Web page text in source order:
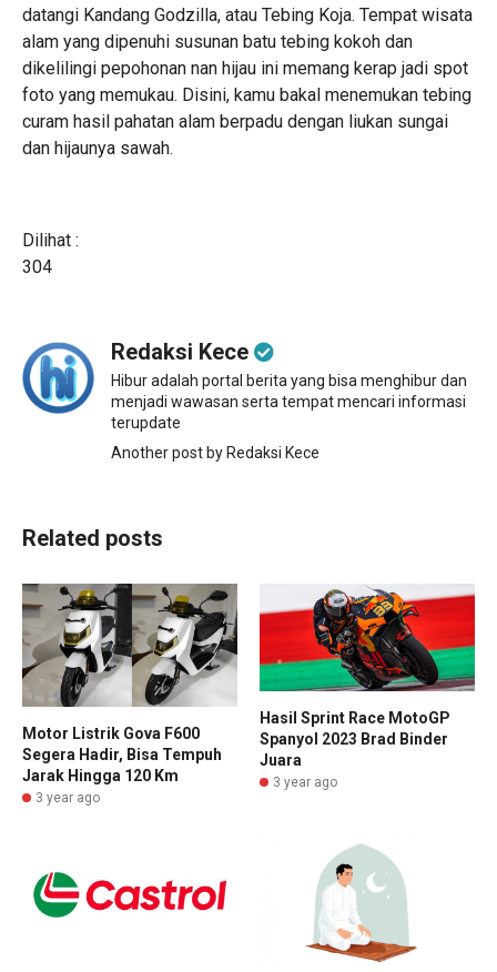
datangi Kandang Godzilla, atau Tebing Koja. Tempat wisata
alam yang dipenuhi susunan batu tebing kokoh dan
dikelilingi pepohonan nan hijau ini memang kerap jadi spot
foto yang memukau. Disini, kamu bakal menemukan tebing
curam hasil pahatan alam berpadu dengan liukan sungai
dan hijaunya sawah.
Dilihat :
304
Redaksi Kece
Hibur adalah portal berita yang bisa menghibur dan
menjadi wawasan serta tempat mencari informasi
terupdate
Another post by Redaksi Kece
Related posts
Motor Listrik Gova F600
Segera Hadir, Bisa Tempuh
Jarak Hingga 120 Km
3 year ago
Hasil Sprint Race MotoGP
Spanyol 2023 Brad Binder
Juara
3 year ago